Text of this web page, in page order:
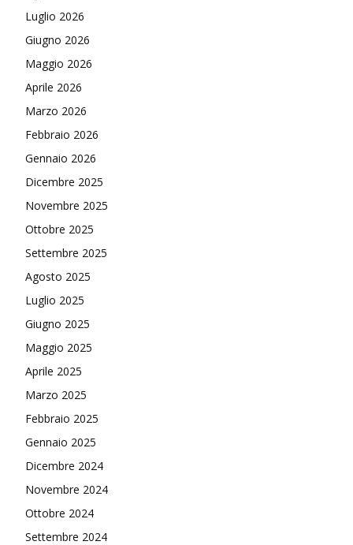
Luglio 2026
Giugno 2026
Maggio 2026
Aprile 2026
Marzo 2026
Febbraio 2026
Gennaio 2026
Dicembre 2025
Novembre 2025
Ottobre 2025
Settembre 2025
Agosto 2025
Luglio 2025
Giugno 2025
Maggio 2025
Aprile 2025
Marzo 2025
Febbraio 2025
Gennaio 2025
Dicembre 2024
Novembre 2024
Ottobre 2024
Settembre 2024